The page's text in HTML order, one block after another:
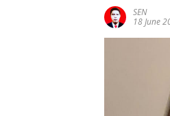
SEN
18 June